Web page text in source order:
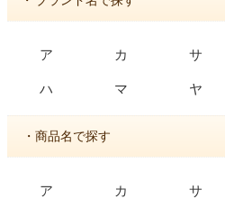
ア カ サ
ハ マ ヤ
・商品名で探す
ア カ サ